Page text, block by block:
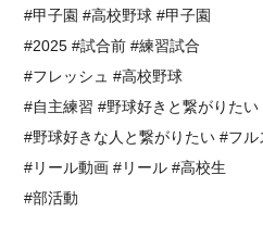
#甲子園 #高校野球 #甲子園
#2025 #試合前 #練習試合
#フレッシュ #高校野球
#自主練習 #野球好きと繋がりたい
#野球好きな人と繋がりたい #フル
#リール動画 #リール #高校生
#部活動